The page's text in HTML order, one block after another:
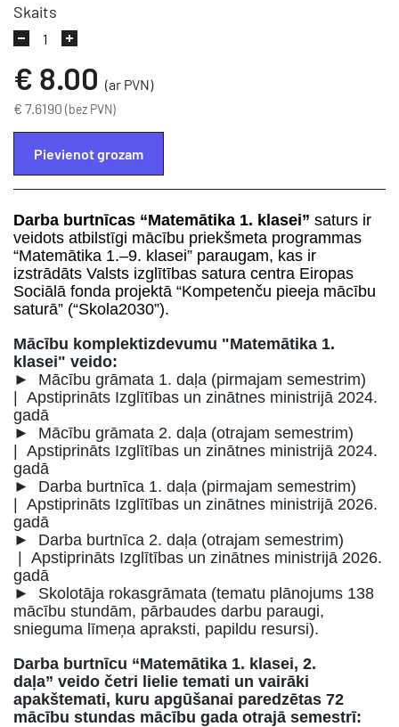
Skaits
€ 8.00 (ar PVN)
€ 7.6190 (bez PVN)
Pievienot grozam
Darba burtnīcas “Matemātika 1. klasei” saturs ir
veidots atbilstīgi mācību priekšmeta programmas
“Matemātika 1.–9. klasei” paraugam, kas ir
izstrādāts Valsts izglītības satura centra Eiropas
Sociālā fonda projektā “Kompetenču pieeja mācību
saturā” (“Skola2030”).
Mācību komplektizdevumu "Matemātika 1.
klasei" veido:
► Mācību grāmata 1. daļa (pirmajam semestrim)
| Apstiprināts Izglītības un zinātnes ministrijā 2024.
gadā
► Mācību grāmata 2. daļa (otrajam semestrim)
| Apstiprināts Izglītības un zinātnes ministrijā 2024.
gadā
► Darba burtnīca 1. daļa (pirmajam semestrim)
| Apstiprināts Izglītības un zinātnes ministrijā 2026.
gadā
► Darba burtnīca 2. daļa (otrajam semestrim)
| Apstiprināts Izglītības un zinātnes ministrijā 2026.
gadā
► Skolotāja rokasgrāmata (tematu plānojums 138
mācību stundām, pārbaudes darbu paraugi,
snieguma līmeņa apraksti, papildu resursi).
Darba burtnīcu “Matemātika 1. klasei, 2.
daļa” veido četri lielie temati un vairāki
apakštemati, kuru apgūšanai paredzētas 72
mācību stundas mācību gada otrajā semestrī: